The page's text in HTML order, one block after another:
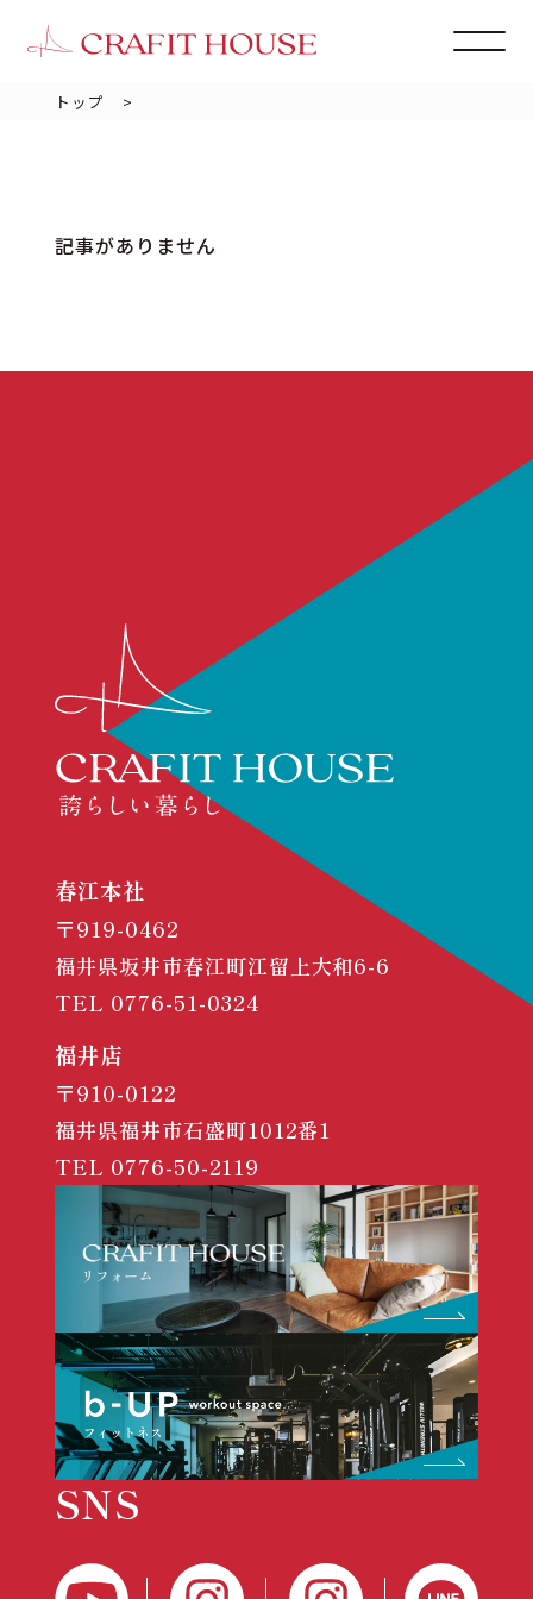
トップ >
記事がありません
春江本社
〒919-0462
福井県坂井市春江町江留上大和6-6
TEL 0776-51-0324
福井店
〒910-0122
福井県福井市石盛町1012番1
TEL 0776-50-2119
SNS